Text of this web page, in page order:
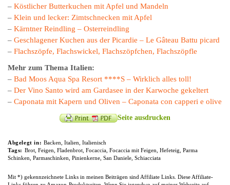
– Köstlicher Butterkuchen mit Apfel und Mandeln
– Klein und lecker: Zimtschnecken mit Apfel
– Kärntner Reindling – Osterreindling
– Geschlagener Kuchen aus der Picardie – Le Gâteau Battu picard
– Flachszöpfe, Flachswickel, Flachszöpfchen, Flachszöpfle
Mehr zum Thema Italien:
– Bad Moos Aqua Spa Resort ****S – Wirklich alles toll!
– Der Vino Santo wird am Gardasee in der Karwoche gekeltert
– Caponata mit Kapern und Oliven – Caponata con capperi e olive
Seite ausdrucken
Abgelegt in: Backen Italien Italienisch
Tags: Brot, Feigen Fladenbrot, Focaccia, Focaccia mit Feigen Hefeteig Parma
Schinken Parmaschinken Pinienkerne San Daniele Schiacciata
Mit *) gekennzeichnete Links in meinen Beiträgen sind Affiliate Links. Diese Affiliate-